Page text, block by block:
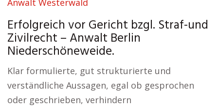
Anwalt Westerwald
Erfolgreich vor Gericht bzgl. Straf-und
Zivilrecht – Anwalt Berlin
Niederschöneweide.
Klar formulierte, gut strukturierte und
verständliche Aussagen, egal ob gesprochen
oder geschrieben, verhindern